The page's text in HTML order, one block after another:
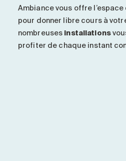
Ambiance vous offre
pour donner libre cours à
nombreuses installations
profiter de chaque instant